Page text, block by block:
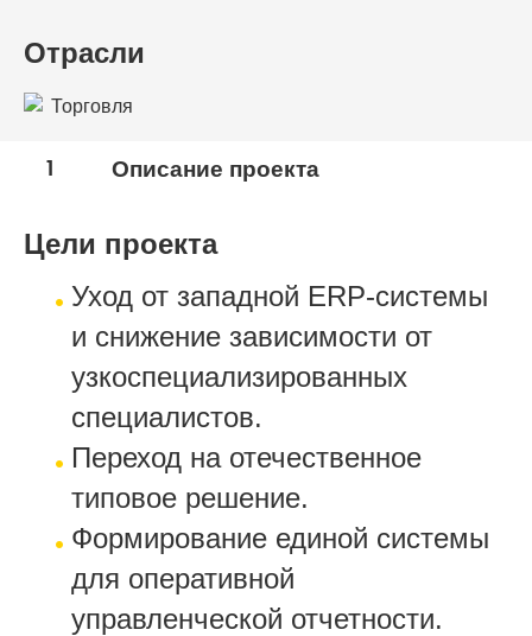
Отрасли
Торговля
1 Описание проекта
Цели проекта
Уход от западной ERP-системы
и снижение зависимости от
узкоспециализированных
специалистов.
Переход на отечественное
типовое решение.
Формирование единой системы
для оперативной
управленческой отчетности.